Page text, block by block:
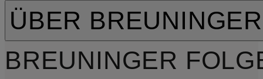
ÜBER BREUNINGER
BREUNINGER